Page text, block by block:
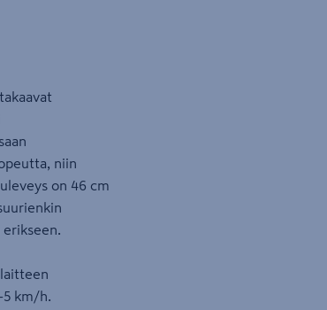
niin
on 46 cm
km/h.